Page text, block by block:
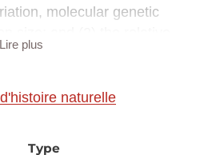
molecular genetic
and selection in shaping
with population size,
performance. Genetic
Lire plus
naturelle
Type